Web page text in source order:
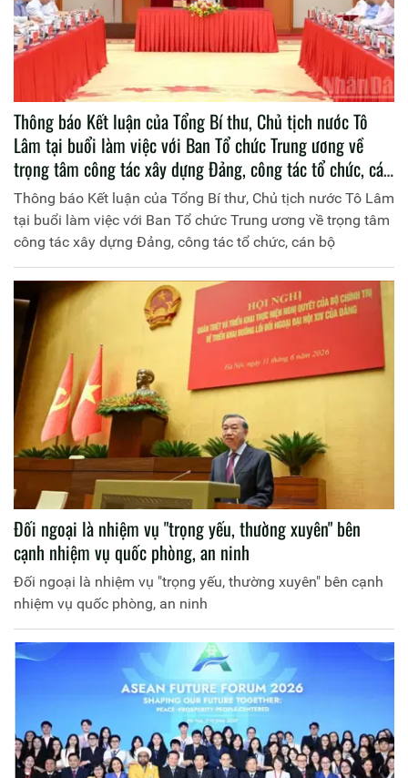
Thông báo Kết luận của Tổng Bí thư, Chủ tịch nước Tô
Lâm tại buổi làm việc với Ban Tổ chức Trung ương về
trọng tâm công tác xây dựng Đảng, công tác tổ chức, cán
bộ
Thông báo Kết luận của Tổng Bí thư, Chủ tịch nước Tô Lâm
tại buổi làm việc với Ban Tổ chức Trung ương về trọng tâm
công tác xây dựng Đảng, công tác tổ chức, cán bộ
Đối ngoại là nhiệm vụ "trọng yếu, thường xuyên" bên
cạnh nhiệm vụ quốc phòng, an ninh
Đối ngoại là nhiệm vụ "trọng yếu, thường xuyên" bên cạnh
nhiệm vụ quốc phòng, an ninh